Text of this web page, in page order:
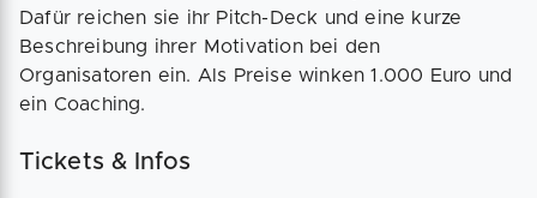
Dafür reichen sie ihr Pitch-Deck und eine kurze
Beschreibung ihrer Motivation bei den
Organisatoren ein. Als Preise winken 1.000 Euro und
ein Coaching.
Tickets & Infos